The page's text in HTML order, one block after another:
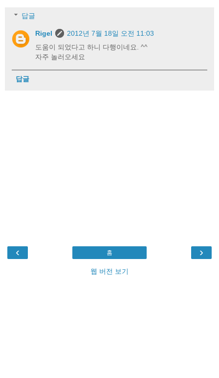
답글
Rigel
2012년 7월 18일 오전 11:03
도움이 되었다고 하니 다행이네요. ^^
자주 놀러오세요
답글
‹ ›
홈
웹 버전 보기